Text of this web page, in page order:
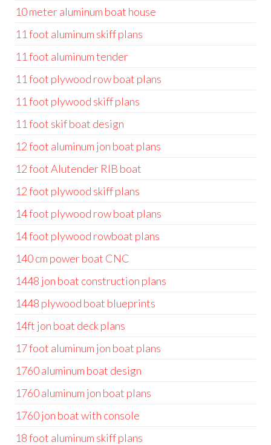
10 meter aluminum boat house
11 foot aluminum skiff plans
11 foot aluminum tender
11 foot plywood row boat plans
11 foot plywood skiff plans
11 foot skif boat design
12 foot aluminum jon boat plans
12 foot Alutender RIB boat
12 foot plywood skiff plans
14 foot plywood row boat plans
14 foot plywood rowboat plans
140 cm power boat CNC
1448 jon boat construction plans
1448 plywood boat blueprints
14ft jon boat deck plans
17 foot aluminum jon boat plans
1760 aluminum boat design
1760 aluminum jon boat plans
1760 jon boat with console
18 foot aluminum skiff plans